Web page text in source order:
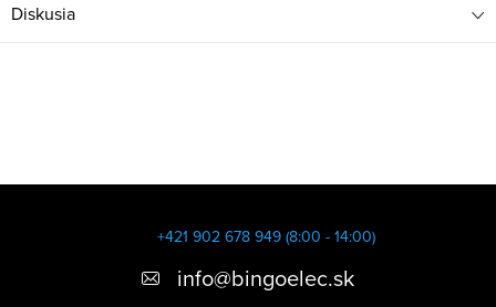
Diskusia
+421 902 678 949 (8:00 - 14:00)
info@bingoelec.sk